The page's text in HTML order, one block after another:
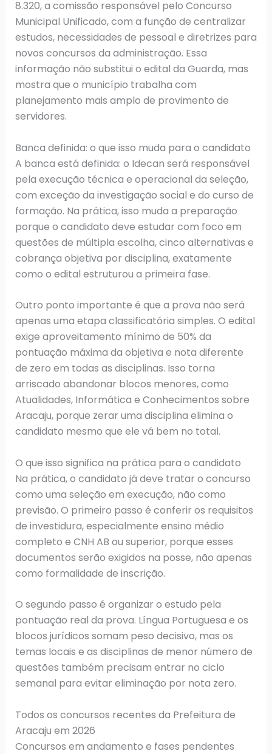
8.320, a comissão responsável pelo Concurso
Municipal Unificado, com a função de centralizar
estudos, necessidades de pessoal e diretrizes para
novos concursos da administração. Essa
informação não substitui o edital da Guarda, mas
mostra que o município trabalha com
planejamento mais amplo de provimento de
servidores.
Banca definida: o que isso muda para o candidato
A banca está definida: o Idecan será responsável
pela execução técnica e operacional da seleção,
com exceção da investigação social e do curso de
formação. Na prática, isso muda a preparação
porque o candidato deve estudar com foco em
questões de múltipla escolha, cinco alternativas e
cobrança objetiva por disciplina, exatamente
como o edital estruturou a primeira fase.
Outro ponto importante é que a prova não será
apenas uma etapa classificatória simples. O edital
exige aproveitamento mínimo de 50% da
pontuação máxima da objetiva e nota diferente
de zero em todas as disciplinas. Isso torna
arriscado abandonar blocos menores, como
Atualidades, Informática e Conhecimentos sobre
Aracaju, porque zerar uma disciplina elimina o
candidato mesmo que ele vá bem no total.
O que isso significa na prática para o candidato
Na prática, o candidato já deve tratar o concurso
como uma seleção em execução, não como
previsão. O primeiro passo é conferir os requisitos
de investidura, especialmente ensino médio
completo e CNH AB ou superior, porque esses
documentos serão exigidos na posse, não apenas
como formalidade de inscrição.
O segundo passo é organizar o estudo pela
pontuação real da prova. Língua Portuguesa e os
blocos jurídicos somam peso decisivo, mas os
temas locais e as disciplinas de menor número de
questões também precisam entrar no ciclo
semanal para evitar eliminação por nota zero.
Todos os concursos recentes da Prefeitura de
Aracaju em 2026
Concursos em andamento e fases pendentes